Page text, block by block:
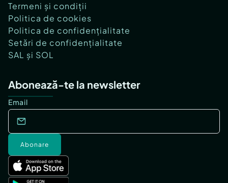
Termeni și condiții
Politica de cookies
Politica de confidențialitate
Setări de confidențialitate
SAL și SOL
Abonează-te la newsletter
Email
Abonare